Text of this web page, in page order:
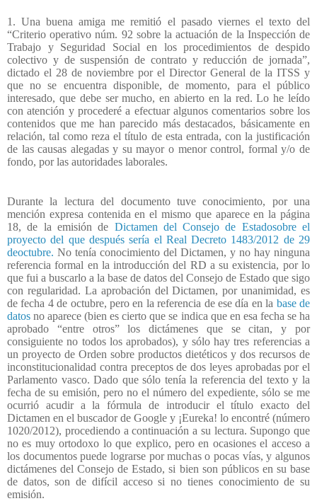
1. Una buena amiga me remitió el pasado viernes el texto del
“Criterio operativo núm. 92 sobre la actuación de la Inspección de
Trabajo y Seguridad Social en los procedimientos de despido
colectivo y de suspensión de contrato y reducción de jornada”,
dictado el 28 de noviembre por el Director General de la ITSS y
que no se encuentra disponible, de momento, para el público
interesado, que debe ser mucho, en abierto en la red. Lo he leído
con atención y procederé a efectuar algunos comentarios sobre los
contenidos que me han parecido más destacados, básicamente en
relación, tal como reza el título de esta entrada, con la justificación
de las causas alegadas y su mayor o menor control, formal y/o de
fondo, por las autoridades laborales.
Durante la lectura del documento tuve conocimiento, por una
mención expresa contenida en el mismo que aparece en la página
18, de la emisión de Dictamen del Consejo de Estadosobre el
proyecto del que después sería el Real Decreto 1483/2012 de 29
deoctubre. No tenía conocimiento del Dictamen, y no hay ninguna
referencia formal en la introducción del RD a su existencia, por lo
que fui a buscarlo a la base de datos del Consejo de Estado que sigo
con regularidad. La aprobación del Dictamen, por unanimidad, es
de fecha 4 de octubre, pero en la referencia de ese día en la base de
datos no aparece (bien es cierto que se indica que en esa fecha se ha
aprobado “entre otros” los dictámenes que se citan, y por
consiguiente no todos los aprobados), y sólo hay tres referencias a
un proyecto de Orden sobre productos dietéticos y dos recursos de
inconstitucionalidad contra preceptos de dos leyes aprobadas por el
Parlamento vasco. Dado que sólo tenía la referencia del texto y la
fecha de su emisión, pero no el número del expediente, sólo se me
ocurrió acudir a la fórmula de introducir el título exacto del
Dictamen en el buscador de Google y ¡Eureka! lo encontré (número
1020/2012), procediendo a continuación a su lectura. Supongo que
no es muy ortodoxo lo que explico, pero en ocasiones el acceso a
los documentos puede lograrse por muchas o pocas vías, y algunos
dictámenes del Consejo de Estado, si bien son públicos en su base
de datos, son de difícil acceso si no tienes conocimiento de su
emisión.